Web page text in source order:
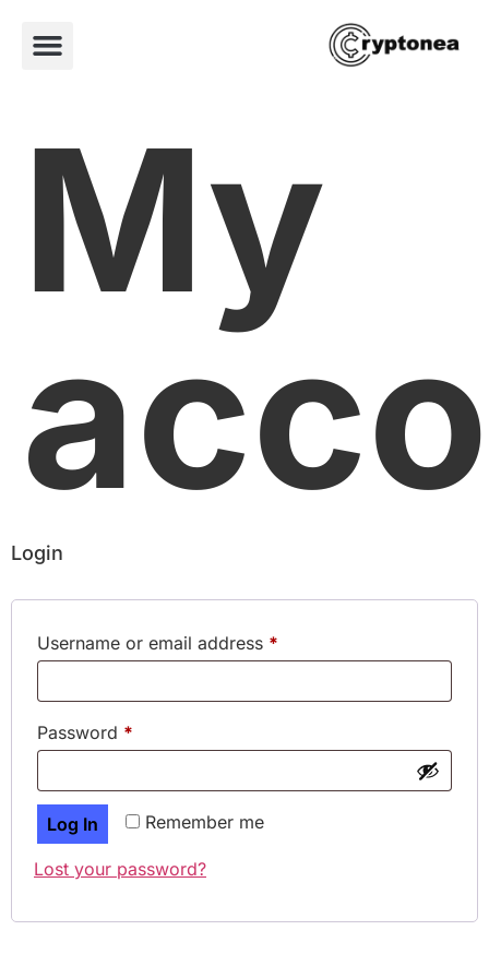
My
Login
Username or email address *
Password *
Remember me
Log In
Lost your password?